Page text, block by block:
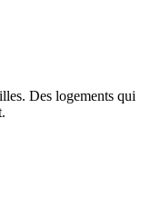
Des logements qui